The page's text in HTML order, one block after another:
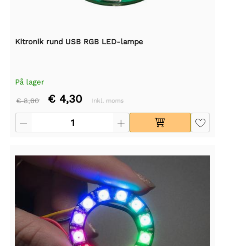
Kitronik rund USB RGB LED-lampe
På lager
€ 8,60 € 4,30 Inkl. moms